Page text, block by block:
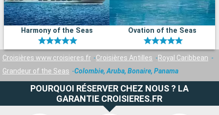
Harmony of the Seas Ovation of the Seas
Croisières www.croisieres.fr Croisières Antilles
Royal Caribbean
Grandeur of the Seas
Colombie, Aruba, Bonaire, Panama
POURQUOI RÉSERVER CHEZ NOUS ? LA
GARANTIE CROISIERES.FR